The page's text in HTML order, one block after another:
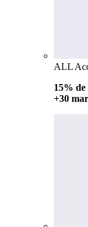
ALL
15% de
+30